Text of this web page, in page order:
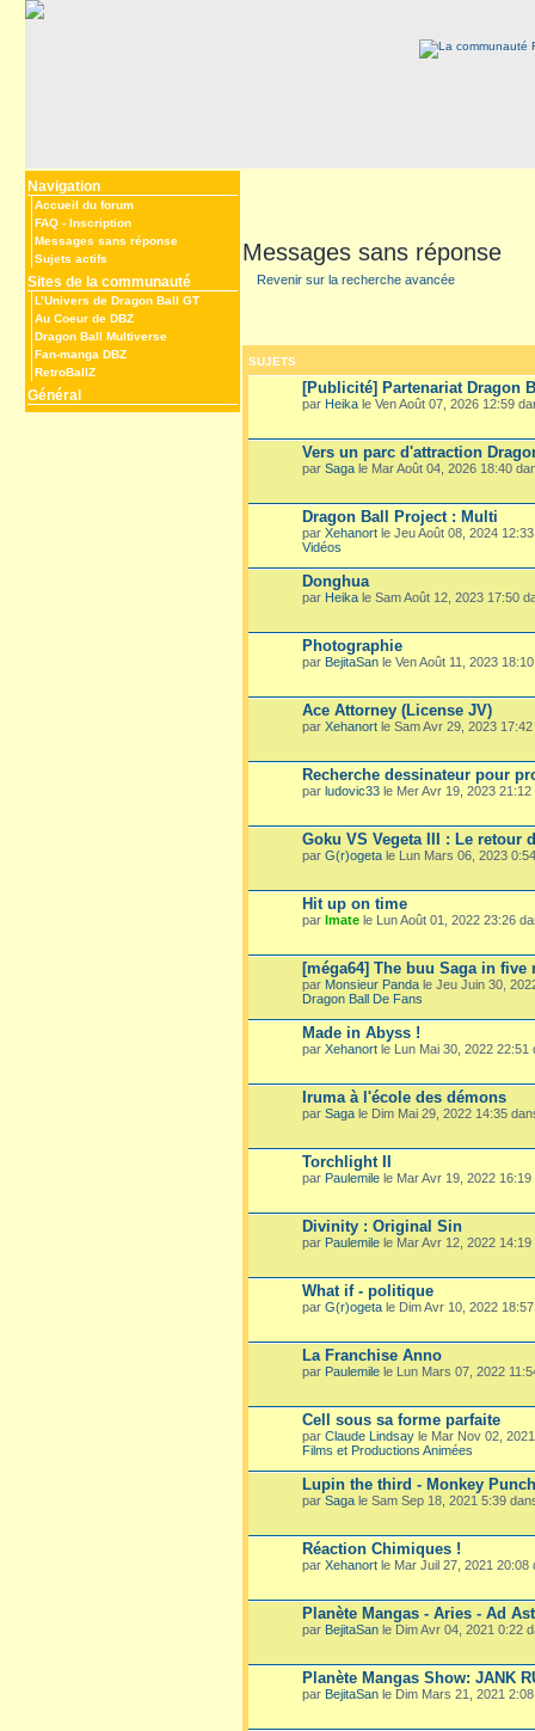
Navigation
Accueil du forum
FAQ - Inscription
Messages sans réponse
Sujets actifs
Sites de la communauté
L’Univers de Dragon Ball GT
Au Coeur de DBZ
Dragon Ball Multiverse
Fan-manga DBZ
RetroBallZ
Général
Messages sans réponse
Revenir sur la recherche avancée
SUJETS
[Publicité] Partenariat Dragon
par Heika le Ven Août 07, 2026 12:59
Vers un parc d'attraction
par Saga le Mar Août 04, 2026 18:40
Dragon Ball Project : Multi
par Xehanort le Jeu Août 08, 2024
Vidéos
Donghua
par Heika le Sam Août 12, 2023 17:50
Photographie
par BejitaSan le Ven Août 11, 2023
Ace Attorney (License JV)
par Xehanort le Sam Avr 29, 2023
Recherche dessinateur pour
par ludovic33 le Mer Avr 19, 2023
Goku VS Vegeta III : Le retour
par G(r)ogeta le Lun Mars 06, 2023
Hit up on time
par Imate le Lun Août 01, 2022 23:26
[méga64] The buu Saga in five
par Monsieur Panda le Jeu Juin 30,
Dragon Ball De Fans
Made in Abyss !
par Xehanort le Lun Mai 30, 2022 22:51
Iruma à l'école des démons
par Saga le Dim Mai 29, 2022 14:35
Torchlight II
par Paulemile le Mar Avr 19, 2022
Divinity : Original Sin
par Paulemile le Mar Avr 12, 2022
What if - politique
par G(r)ogeta le Dim Avr 10, 2022
La Franchise Anno
par Paulemile le Lun Mars 07, 2022
Cell sous sa forme parfaite
par Claude Lindsay le Mar Nov 02,
Films et Productions Animées
Lupin the third - Monkey Punch
par Saga le Sam Sep 18, 2021 5:39
Réaction Chimiques !
par Xehanort le Mar Juil 27, 2021
Planète Mangas - Aries - Ad
par BejitaSan le Dim Avr 04, 2021 0:22
Planète Mangas Show: JANK
par BejitaSan le Dim Mars 21, 2021